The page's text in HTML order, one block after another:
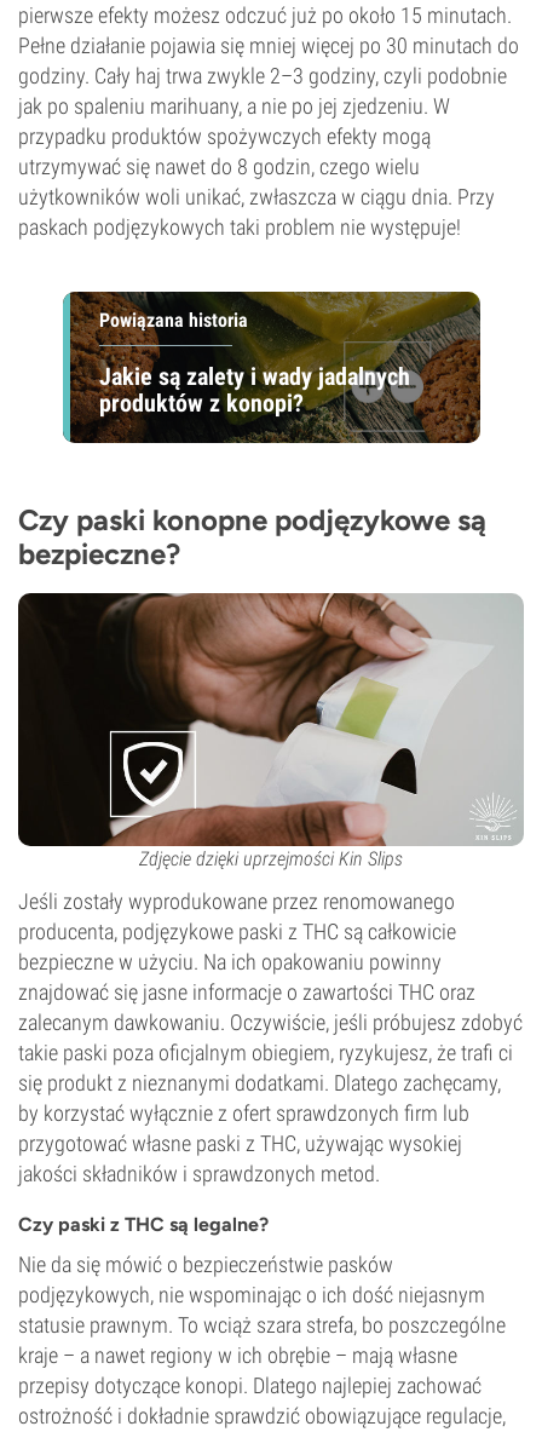
pierwsze efekty możesz odczuć już po około 15 minutach.
Pełne działanie pojawia się mniej więcej po 30 minutach do
godziny. Cały haj trwa zwykle 2–3 godziny, czyli podobnie
jak po spaleniu marihuany, a nie po jej zjedzeniu. W
przypadku produktów spożywczych efekty mogą
utrzymywać się nawet do 8 godzin, czego wielu
użytkowników woli unikać, zwłaszcza w ciągu dnia. Przy
paskach podjęzykowych taki problem nie występuje!
Powiązana historia
Jakie są zalety i wady jadalnych
produktów z konopi?
Czy paski konopne podjęzykowe są
bezpieczne?
Zdjęcie dzięki uprzejmości Kin Slips
Jeśli zostały wyprodukowane przez renomowanego
producenta, podjęzykowe paski z THC są całkowicie
bezpieczne w użyciu. Na ich opakowaniu powinny
znajdować się jasne informacje o zawartości THC oraz
zalecanym dawkowaniu. Oczywiście, jeśli próbujesz zdobyć
takie paski poza oficjalnym obiegiem, ryzykujesz, że trafi ci
się produkt z nieznanymi dodatkami. Dlatego zachęcamy,
by korzystać wyłącznie z ofert sprawdzonych firm lub
przygotować własne paski z THC, używając wysokiej
jakości składników i sprawdzonych metod.
Czy paski z THC są legalne?
Nie da się mówić o bezpieczeństwie pasków
podjęzykowych, nie wspominając o ich dość niejasnym
statusie prawnym. To wciąż szara strefa, bo poszczególne
kraje – a nawet regiony w ich obrębie – mają własne
przepisy dotyczące konopi. Dlatego najlepiej zachować
ostrożność i dokładnie sprawdzić obowiązujące regulacje,